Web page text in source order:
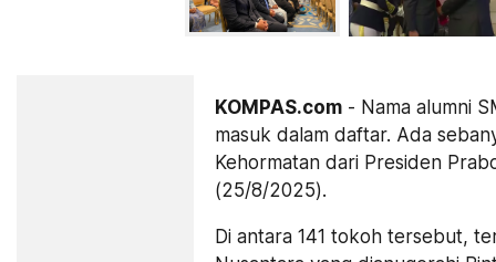
KOMPAS.com - Nama alumni
masuk dalam daftar. Ada
Kehormatan dari Presiden
(25/8/2025).
Di antara 141 tokoh tersebut,